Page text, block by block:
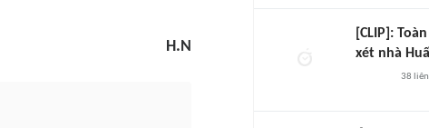
H.N
[CLIP]:
xét nhà
38